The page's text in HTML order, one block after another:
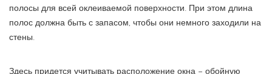
полосы для всей оклеиваемой поверхности. При этом длина
полос должна быть с запасом, чтобы они немного заходили на
стены.
Здесь придется учитывать расположение окна – обойную